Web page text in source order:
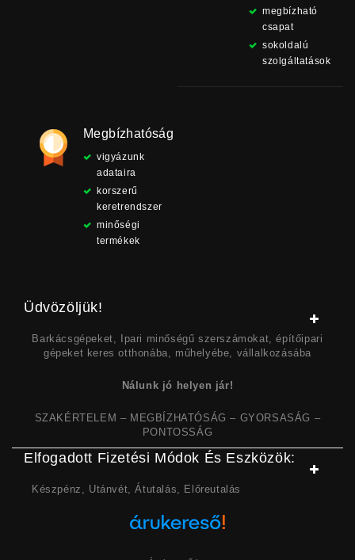
megbízható
csapat
sokoldalú
szolgáltatások
Megbízhatóság
vigyázunk
adataira
korszerű
keretrendszer
minőségi
termékek
Üdvözöljük!
Barkácsgépeket, Ipari minőségű szerszámokat, építőipari
gépeket keres otthonába, műhelyébe, vállalkozásába
Nálunk jó helyen jár!
SZAKÉRTELEM – MEGBÍZHATÓSÁG – GYORSASÁG –
PONTOSSÁG
Elfogadott Fizetési Módok És Eszközök:
Készpénz, Utánvét, Átutalás, Előreutalás